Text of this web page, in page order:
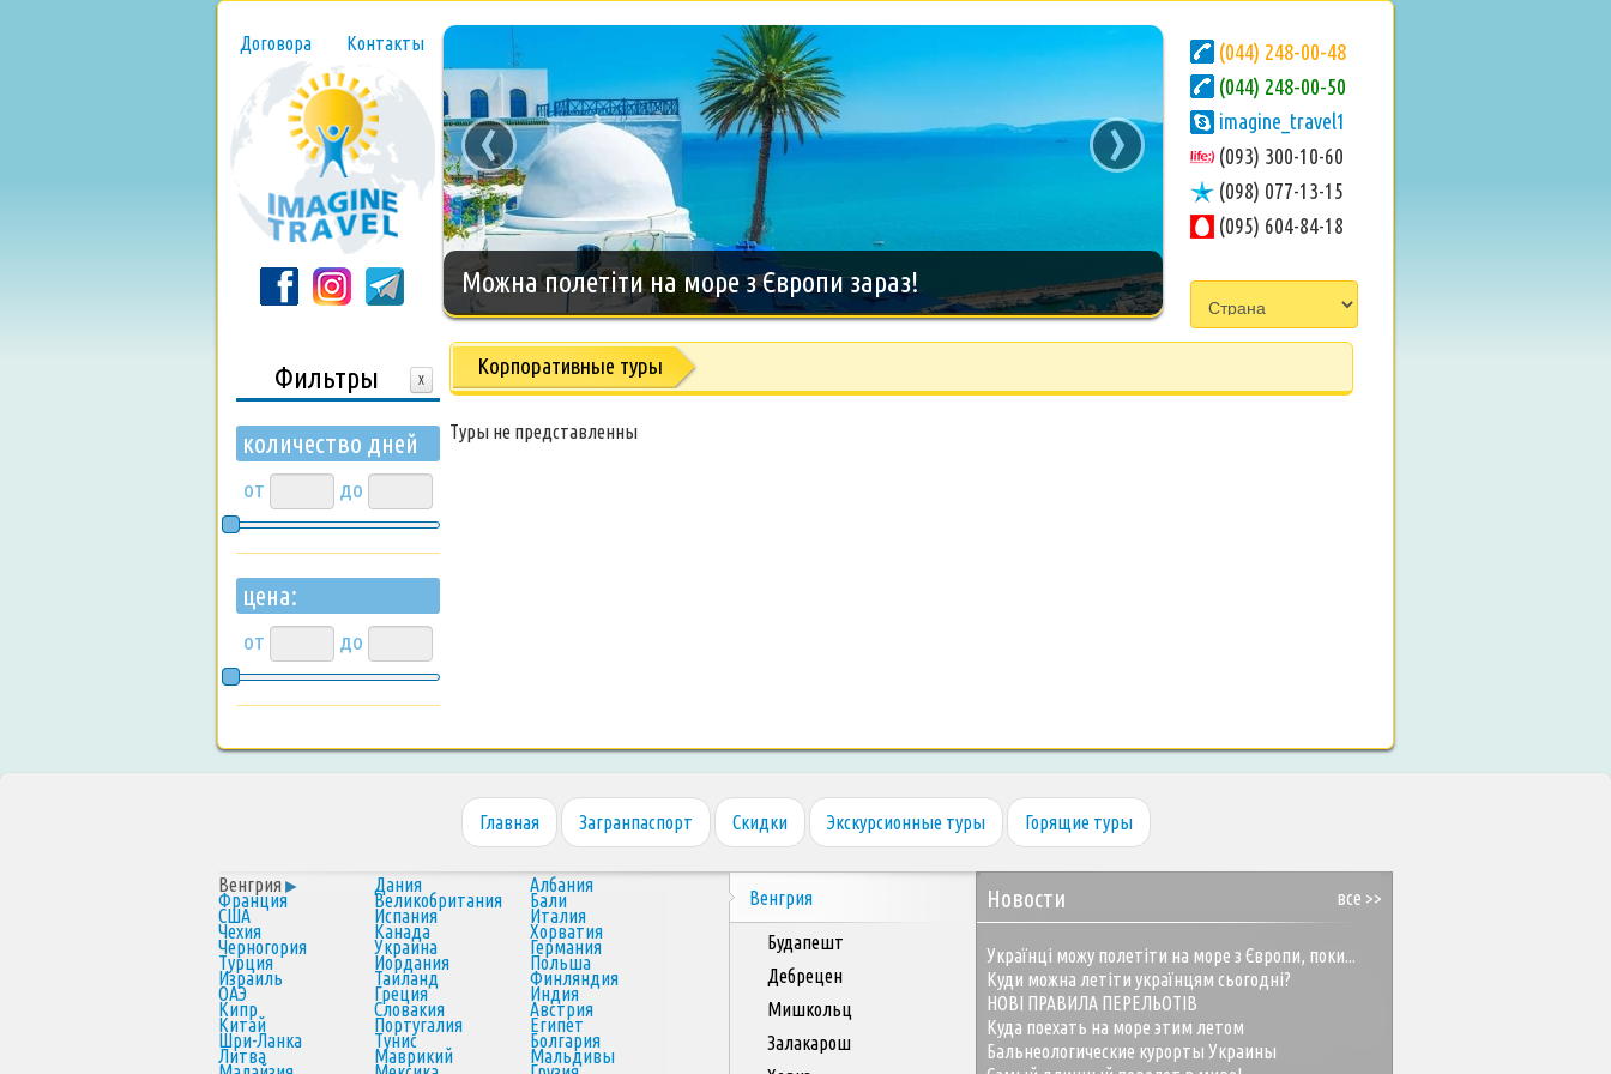
Договора Контакты
Можна полетіти на море з Європи зараз!
‹ ›
(044) 248-00-48
(044) 248-00-50
imagine_travel1
(093) 300-10-60
(098) 077-13-15
(095) 604-84-18
Фильтры X
количество дней
от до
цена:
от до
Корпоративные туры
Туры не представленны
Главная Загранпаспорт Скидки Экскурсионные туры Горящие туры
Венгрия Дания Албания
Франция Великобритания Бали
США Испания Италия
Чехия Канада Хорватия
Черногория Украина Германия
Турция Иордания Польша
Израиль Таиланд Финляндия
ОАЭ Греция Индия
Кипр Словакия Австрия
Китай Португалия Египет
Шри-Ланка Тунис Болгария
Литва Маврикий Мальдивы
Венгрия
Будапешт
Дебрецен
Мишкольц
Залакарош
все >>
Новости
Українці можу полетіти на море з Європи, поки...
Куди можна летіти українцям сьогодні?
НОВІ ПРАВИЛА ПЕРЕЛЬОТІВ
Куда поехать на море этим летом
Бальнеологические курорты Украины